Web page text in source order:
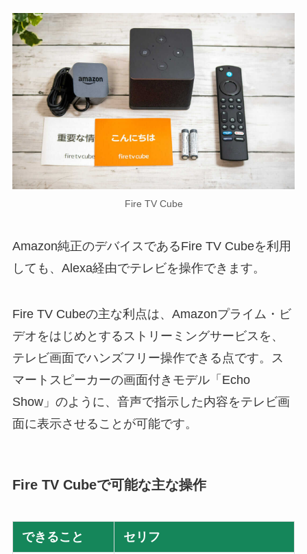
Fire TV Cube
Amazon純正のデバイスであるFire TV Cubeを利用
しても、Alexa経由でテレビを操作できます。
Fire TV Cubeの主な利点は、Amazonプライム・ビ
デオをはじめとするストリーミングサービスを、
テレビ画面でハンズフリー操作できる点です。ス
マートスピーカーの画面付きモデル「Echo
Show」のように、音声で指示した内容をテレビ画
面に表示させることが可能です。
Fire TV Cubeで可能な主な操作
できること セリフ